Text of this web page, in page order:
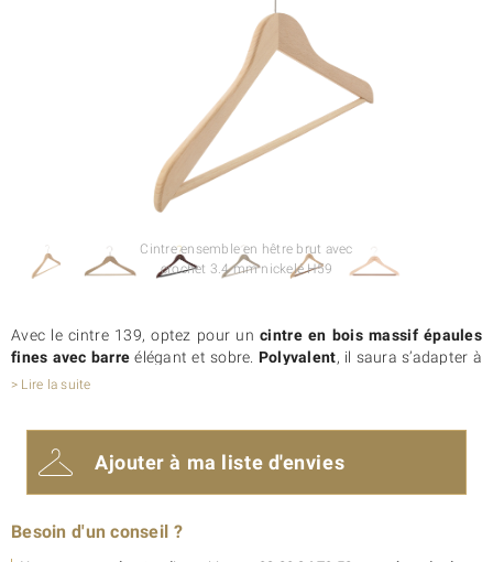
Avec le cintre 139, optez pour uncintre en bois massif épaules
fines avec barre élégant et sobre. Polyvalent, il saura s’adapter à
tous vos besoins et à tous les univers de marque.
couleurs, de longueurs et de finitions. Parcourez notre galerie de
réalisations où vous trouverez des exemples de
Enfin, denombreuses options
encoches, antiglisse sur épaules et sur barre, différents types de
> Lire la suite
Ajouter à ma liste d'envies
Besoin d'un conseil ?
Cintre ensemble en hêtre brut avec
crochet 3.4 mm nickelé H59